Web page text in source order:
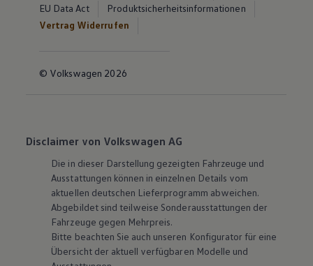
EU Data Act
Produktsicherheitsinformationen
Vertrag Widerrufen
© Volkswagen 2026
Disclaimer von Volkswagen AG
Die in dieser Darstellung gezeigten Fahrzeuge und
Ausstattungen können in einzelnen Details vom
aktuellen deutschen Lieferprogramm abweichen.
Abgebildet sind teilweise Sonderausstattungen der
Fahrzeuge gegen Mehrpreis.
Bitte beachten Sie auch unseren Konfigurator für eine
Übersicht der aktuell verfügbaren Modelle und